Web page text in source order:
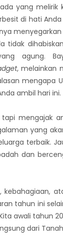
yang melirik
di hati
tidak
agung.
, melainkan
mengapa
ambil hari ini.
mengajak
yang
terbaik.
dan
tahun ini
awali tahun
dari